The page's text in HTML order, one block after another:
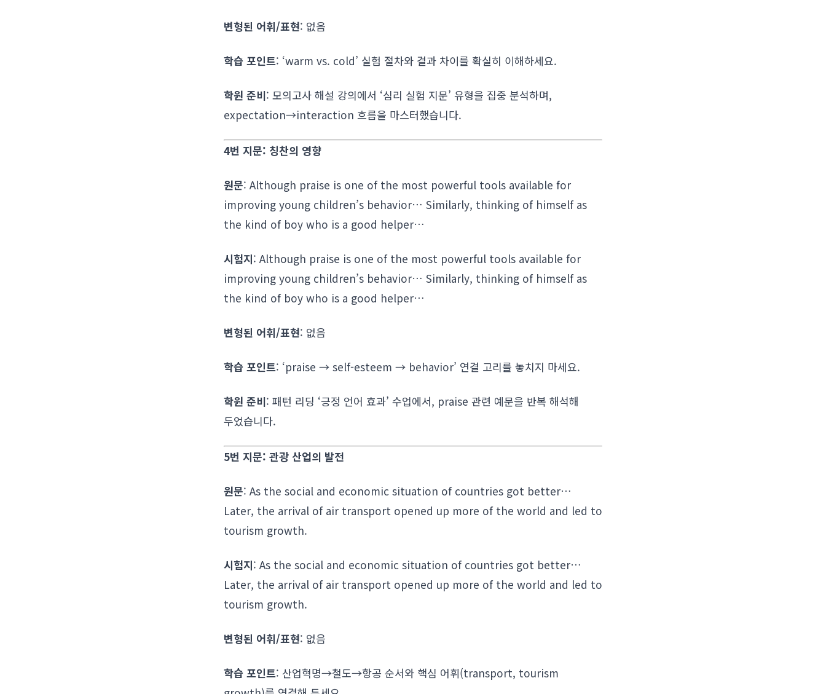
변형된 어휘/표현: 없음
학습 포인트: ‘warm vs. cold’ 실험 절차와 결과 차이를 확실히 이해하세요.
학원 준비: 모의고사 해설 강의에서 ‘심리 실험 지문’ 유형을 집중 분석하며,
expectation→interaction 흐름을 마스터했습니다.
4번 지문: 칭찬의 영향
원문: Although praise is one of the most powerful tools available for
improving young children’s behavior… Similarly, thinking of himself as
the kind of boy who is a good helper…
시험지: Although praise is one of the most powerful tools available for
improving young children’s behavior… Similarly, thinking of himself as
the kind of boy who is a good helper…
변형된 어휘/표현: 없음
학습 포인트: ‘praise → self-esteem → behavior’ 연결 고리를 놓치지 마세요.
학원 준비: 패턴 리딩 ‘긍정 언어 효과’ 수업에서, praise 관련 예문을 반복 해석해
두었습니다.
5번 지문: 관광 산업의 발전
원문: As the social and economic situation of countries got better…
Later, the arrival of air transport opened up more of the world and led to
tourism growth.
시험지: As the social and economic situation of countries got better…
Later, the arrival of air transport opened up more of the world and led to
tourism growth.
변형된 어휘/표현: 없음
학습 포인트: 산업혁명→철도→항공 순서와 핵심 어휘(transport, tourism